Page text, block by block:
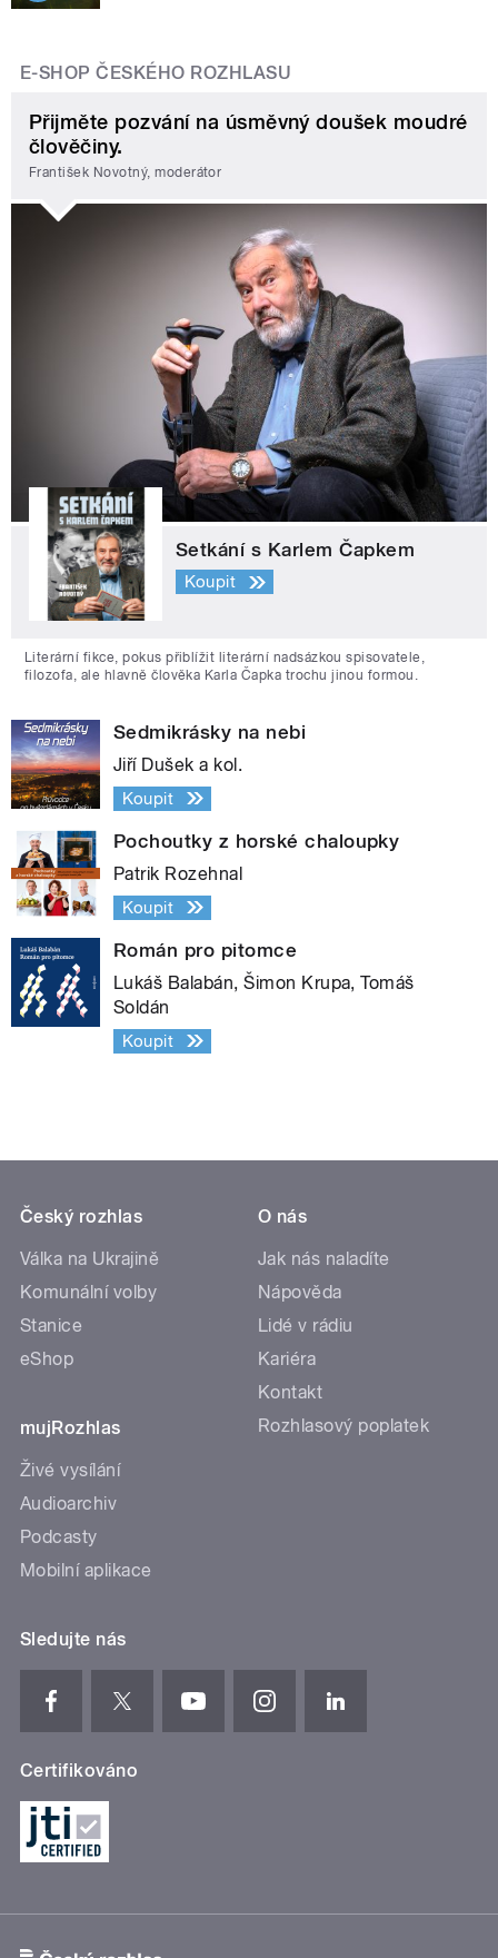
E-SHOP ČESKÉHO ROZHLASU
Přijměte pozvání na úsměvný doušek moudré
člověčiny.
František Novotný, moderátor
Setkání s Karlem Čapkem
Koupit
Literární fikce, pokus přiblížit literární nadsázkou spisovatele,
filozofa, ale hlavně člověka Karla Čapka trochu jinou formou.
Sedmikrásky na nebi
Jiří Dušek a kol.
Koupit
Pochoutky z horské chaloupky
Patrik Rozehnal
Koupit
Román pro pitomce
Lukáš Balabán, Šimon Krupa, Tomáš
Soldán
Koupit
Český rozhlas
Válka na Ukrajině
Komunální volby
Stanice
eShop
mujRozhlas
Živé vysílání
Audioarchiv
Podcasty
Mobilní aplikace
O nás
Jak nás naladíte
Nápověda
Lidé v rádiu
Kariéra
Kontakt
Rozhlasový poplatek
Sledujte nás
Certifikováno